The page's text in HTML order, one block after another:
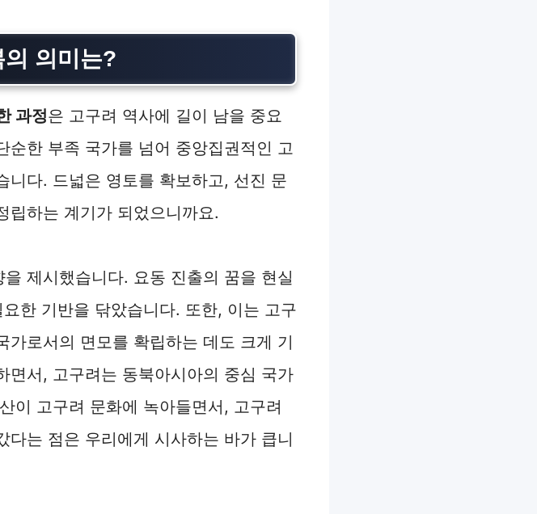
의미는?
과정은 고구려 역사에 길이 남을 중요
한 부족 국가를 넘어 중앙집권적인 고
니다. 드넓은 영토를 확보하고, 선진 문
립하는 계기가 되었으니까요.
제시했습니다. 요동 진출의 꿈을 현실
한 기반을 닦았습니다. 또한, 이는 고구
로서의 면모를 확립하는 데도 크게 기
면서, 고구려는 동북아시아의 중심 국가
이 고구려 문화에 녹아들면서, 고구려
는 점은 우리에게 시사하는 바가 큽니